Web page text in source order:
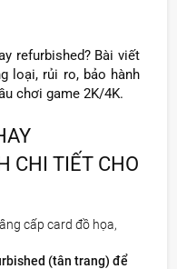
refurbished? Bài viết
loại, rủi ro, bảo hành
chơi game 2K/4K.
CHI TIẾT CHO
cấp card đồ họa,
(tân trang) để